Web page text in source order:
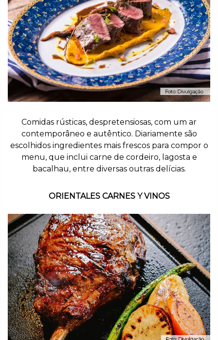
Comidas rústicas, despretensiosas, com um ar
contemporâneo e autêntico. Diariamente são
escolhidos ingredientes mais frescos para compor o
menu, que inclui carne de cordeiro, lagosta e
bacalhau, entre diversas outras delícias.
ORIENTALES CARNES Y VINOS